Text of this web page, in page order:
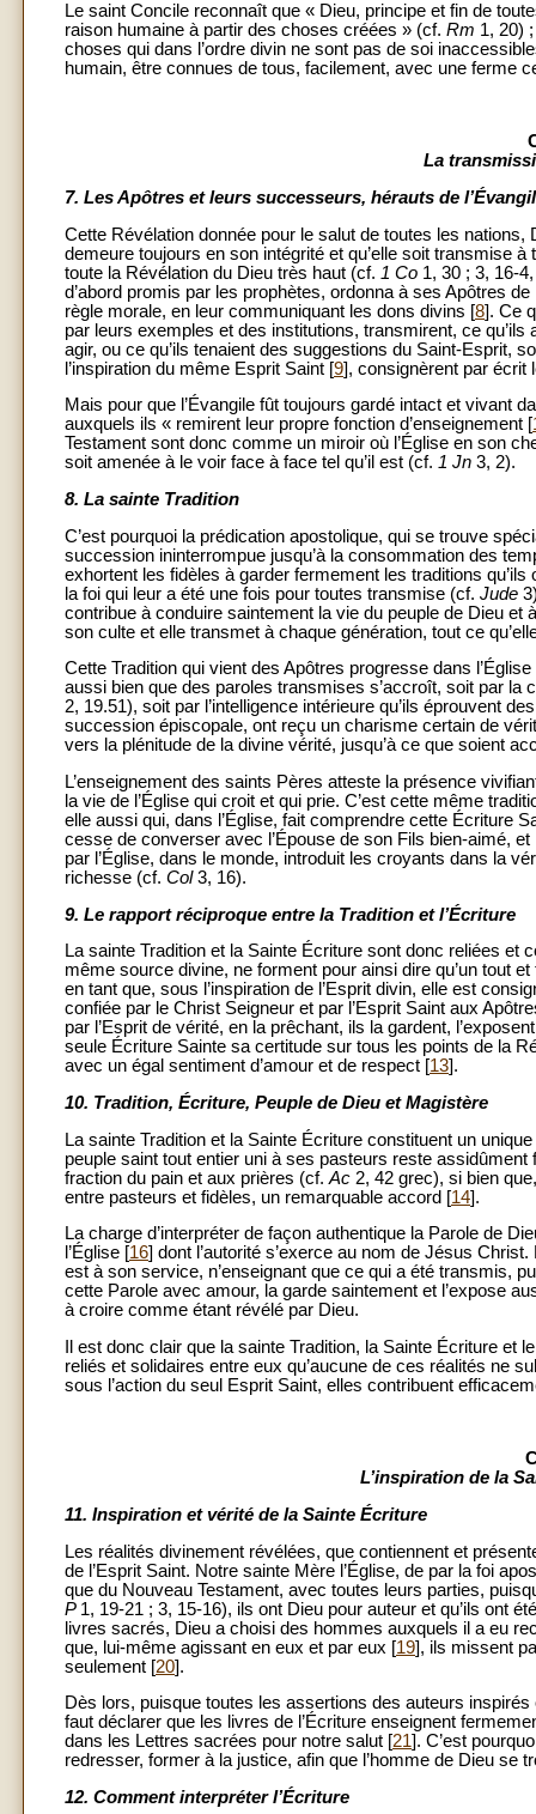
Le saint Concile reconnaît que « Dieu, principe et fin de
raison humaine à partir des choses créées » (cf. Rm 1, 20)
choses qui dans l’ordre divin ne sont pas de soi
humain, être connues de tous, facilement, avec une ferme
La
7. Les Apôtres et leurs successeurs, hérauts de
Cette Révélation donnée pour le salut de toutes les
demeure toujours en son intégrité et qu’elle soit transmise
toute la Révélation du Dieu très haut (cf. 1 Co 1, 30 ; 3, 16-
d’abord promis par les prophètes, ordonna à ses Apôtres
règle morale, en leur communiquant les dons divins [8]. Ce
par leurs exemples et des institutions, transmirent, ce
agir, ou ce qu’ils tenaient des suggestions du Saint-Esprit,
l’inspiration du même Esprit Saint [9], consignèrent par écrit
Mais pour que l’Évangile fût toujours gardé intact et vivant
auxquels ils « remirent leur propre fonction d’enseignement [
Testament sont donc comme un miroir où l’Église en son
soit amenée à le voir face à face tel qu’il est (cf. 1 Jn 3, 2).
8. La sainte Tradition
C’est pourquoi la prédication apostolique, qui se trouve
succession ininterrompue jusqu’à la consommation des
exhortent les fidèles à garder fermement les traditions
la foi qui leur a été une fois pour toutes transmise (cf. Jude
contribue à conduire saintement la vie du peuple de Dieu et
son culte et elle transmet à chaque génération, tout ce
Cette Tradition qui vient des Apôtres progresse dans l’Église
aussi bien que des paroles transmises s’accroît, soit par
2, 19.51), soit par l’intelligence intérieure qu’ils éprouvent
succession épiscopale, ont reçu un charisme certain de
vers la plénitude de la divine vérité, jusqu’à ce que soient
L’enseignement des saints Pères atteste la présence
la vie de l’Église qui croit et qui prie. C’est cette même
elle aussi qui, dans l’Église, fait comprendre cette Écriture
cesse de converser avec l’Épouse de son Fils bien-aimé, et
par l’Église, dans le monde, introduit les croyants dans la
richesse (cf. Col3, 16).
9. Le rapport réciproque entre la Tradition et l’Écriture
La sainte Tradition et la Sainte Écriture sont donc reliées
même source divine, ne forment pour ainsi dire qu’un tout
en tant que, sous l’inspiration de l’Esprit divin, elle est
confiée par le Christ Seigneur et par l’Esprit Saint aux
par l’Esprit de vérité, en la prêchant, ils la gardent,
seule Écriture Sainte sa certitude sur tous les points de la
avec un égal sentiment d’amour et de respect [13].
10. Tradition, Écriture, Peuple de Dieu et Magistère
La sainte Tradition et la Sainte Écriture constituent un
peuple saint tout entier uni à ses pasteurs reste
fraction du pain et aux prières (cf. Ac 2, 42 grec), si bien
entre pasteurs et fidèles, un remarquable accord [14].
La charge d’interpréter de façon authentique la Parole de
l’Église [16] dont l’autorité s’exerce au nom de Jésus
est à son service, n’enseignant que ce qui a été transmis,
cette Parole avec amour, la garde saintement et l’expose
à croire comme étant révélé par Dieu.
Il est donc clair que la sainte Tradition, la Sainte Écriture et
reliés et solidaires entre eux qu’aucune de ces réalités ne
sous l’action du seul Esprit Saint, elles contribuent
L’inspiration de la
11. Inspiration et vérité de la Sainte Écriture
Les réalités divinement révélées, que contiennent et
de l’Esprit Saint. Notre sainte Mère l’Église, de par la foi
que du Nouveau Testament, avec toutes leurs parties,
P 1, 19-21 ; 3, 15-16), ils ont Dieu pour auteur et qu’ils ont
livres sacrés, Dieu a choisi des hommes auxquels il a eu
que, lui-même agissant en eux et par eux [19], ils missent
seulement [20].
Dès lors, puisque toutes les assertions des auteurs
faut déclarer que les livres de l’Écriture enseignent
dans les Lettres sacrées pour notre salut [21]. C’est
redresser, former à la justice, afin que l’homme de Dieu
12. Comment interpréter l’Écriture